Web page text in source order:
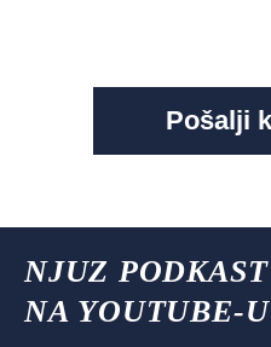
NJUZ PODKAST
NA YOUTUBE-U